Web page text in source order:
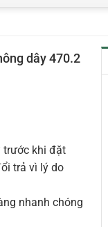
dây 470.2
trước khi đặt
trả vì lý do
nhanh chóng